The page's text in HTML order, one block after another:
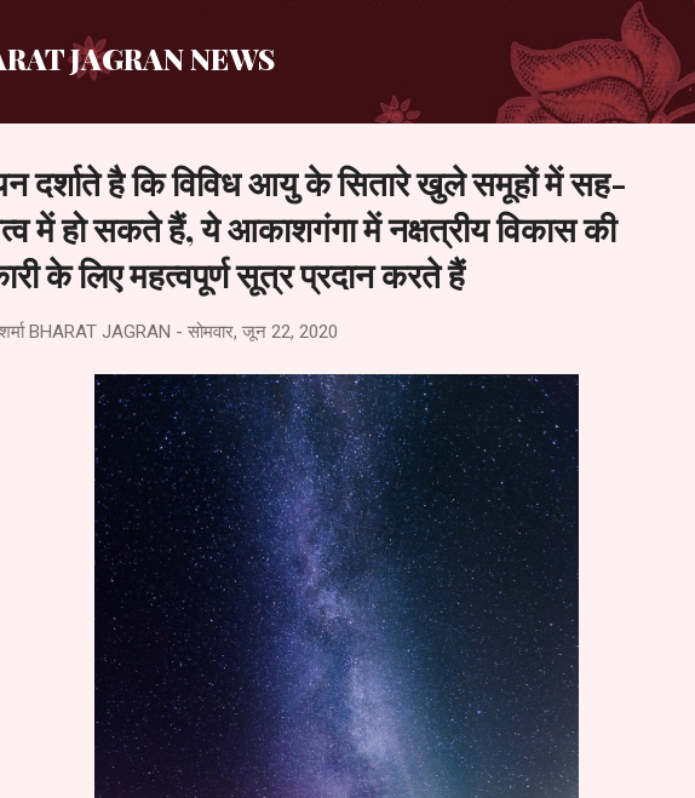
JAGRAN NEWS
दर्शाते है कि विविध आयु के सितारे खुले समूहों में सह-
में हो सकते हैं, ये आकाशगंगा में नक्षत्रीय विकास की
के लिए महत्वपूर्ण सूत्र प्रदान करते हैं
BHARAT JAGRAN - सोमवार, जून 22, 2020